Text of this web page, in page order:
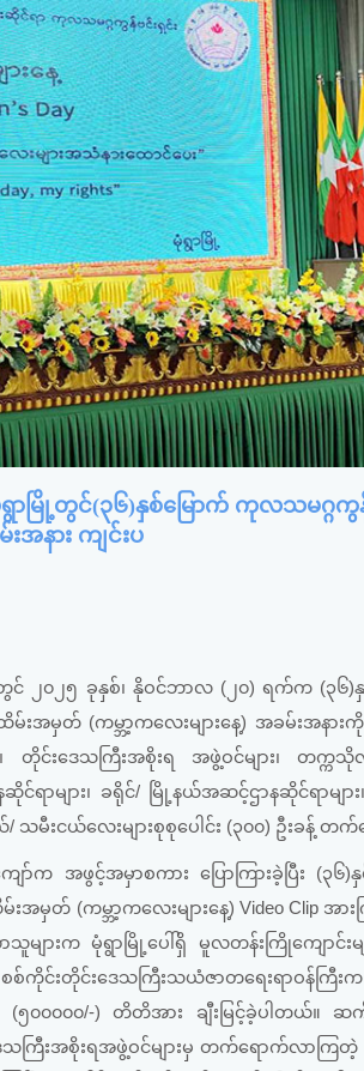
ရွာမြို့တွင်(၃၆)နှစ်မြောက် ကုလသမဂ္ဂကွ
နား ကျင်းပ
မတွင် ၂၀၂၅ ခုနှစ်၊ နိုဝင်ဘာလ (၂၀) ရက်က (၃
အမှတ် (ကမ္ဘာ့ကလေးများနေ့) အခမ်းအနား
၊ တိုင်းဒေသကြီးအစိုးရ အဖွဲ့ဝင်များ၊ တက္က
ဆိုင်ရာများ၊ ခရိုင်/ မြို့နယ်အဆင့်ဌာနဆိုင်ရာမျာ
သမီးငယ်လေးများစုစုပေါင်း (၃၀၀) ဦးခန့် တ
ော်က အဖွင့်အမှာစကား ပြောကြားခဲ့ပြီး (၃
တ် (ကမ္ဘာ့ကလေးများနေ့) Video Clip အာ
ျားက မုံရွာမြို့ပေါ်ရှိ မူလတန်းကြိုကျောင်းမ
စစ်ကိုင်းတိုင်းဒေသကြီးသယံဇာတရေးရာဝန်ကြီး
ပ် (၅၀၀၀၀၀/-) တိတိအား ချီးမြင့်ခဲ့ပါတယ်
ေသကြီးအစိုးရအဖွဲ့ဝင်များမှ တက်ရောက်လာက